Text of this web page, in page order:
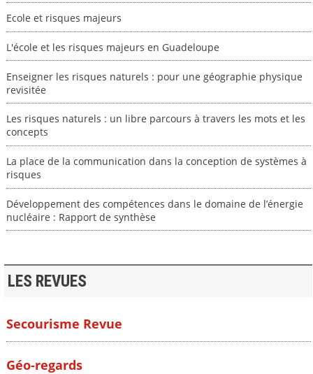
Ecole et risques majeurs
L'école et les risques majeurs en Guadeloupe
Enseigner les risques naturels : pour une géographie physique
revisitée
Les risques naturels : un libre parcours à travers les mots et les
concepts
La place de la communication dans la conception de systèmes à
risques
Développement des compétences dans le domaine de l’énergie
nucléaire : Rapport de synthèse
LES REVUES
Secourisme Revue
Géo-regards